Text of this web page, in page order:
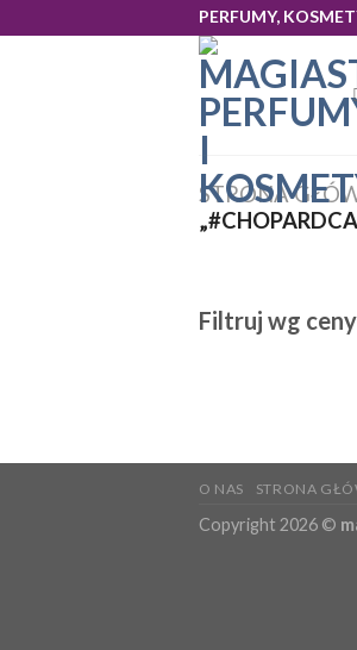
to
PERFUMY,
STRONA
Filtruj wg ceny
O NAS STRONA
Copyright 2026 ©